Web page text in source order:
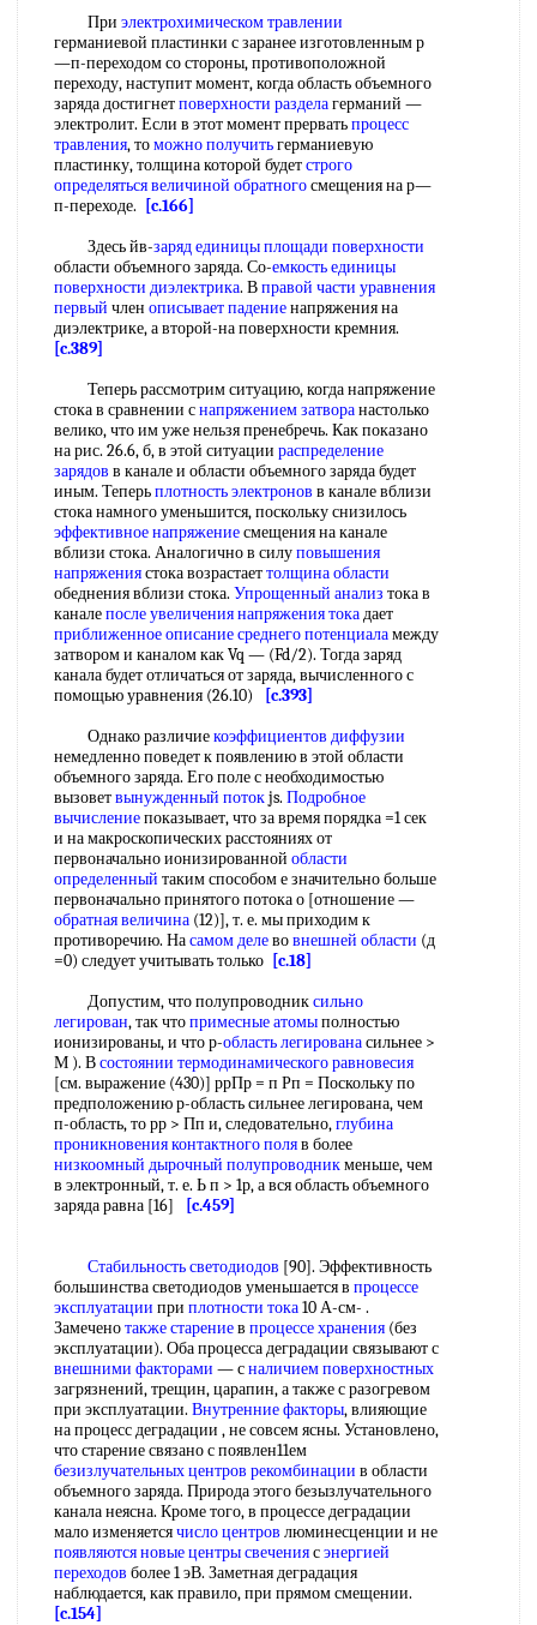
При электрохимическом травлении
германиевой пластинки с заранее изготовленным р
—п-переходом со стороны, противоположной
переходу, наступит момент, когда область объемного
заряда достигнетповерхности разделагерманий —
электролит. Если в этот момент прерватьпроцесс
травления, томожно получитьгерманиевую
пластинку, толщина которой будетстрого
определятьсявеличиной обратногосмещения на р—
п-переходе.
[c.166]
Здесь йв-заряд единицыплощади поверхности
области объемного заряда. Со-емкость единицы
поверхности диэлектрика. Вправой части уравнения
первый член описывает падениенапряжения на
диэлектрике, а второй-на поверхности кремния.
[c.389]
Теперь рассмотрим ситуацию, когда напряжение
стока в сравнении снапряжением затворанастолько
велико, что им уже нельзя пренебречь. Как показано
на рис. 26.6, б, в этой ситуации распределение
зарядов в канале и области объемного заряда будет
иным. Теперьплотность электронов в канале вблизи
стока намного уменьшится, поскольку снизилось
эффективное напряжениесмещения на канале
вблизи стока. Аналогично в силуповышения
напряжениястока возрастаеттолщина области
обеднения вблизи стока. Упрощенный анализ тока в
каналепосле увеличениянапряжения токадает
приближенное описаниесреднего потенциаламежду
затвором и каналом как Vq — (Fd/2). Тогда заряд
канала будет отличаться от заряда, вычисленного с
помощью уравнения (26.10)
[c.393]
Однако различиекоэффициентов диффузии
немедленно поведет к появлению в этой области
объемного заряда. Его поле с необходимостью
вызоветвынужденный потокjs. Подробное
вычислениепоказывает, что за время порядка =1 сек
и на макроскопических расстояниях от
первоначально ионизированной области
определенный таким способом е значительно больше
первоначально принятого потока о [отношение —
обратная величина (12)], т. е. мы приходим к
противоречию. Насамом делевовнешней области (д
=0) следует учитывать только [c.18]
Допустим, что полупроводниксильно
легирован, так чтопримесные атомыполностью
ионизированы, и что р-область легированасильнее >
М ). Всостоянии термодинамического равновесия
[см. выражение (430)] ррПр = п Рп = Поскольку по
предположению р-область сильнее легирована, чем
п-область, то рр > Пп и, следовательно,глубина
проникновенияконтактного поляв более
низкоомный дырочный полупроводникменьше, чем
в электронный, т. е. Ь п > 1р, а вся область объемного
заряда равна [16]
[c.459]
Стабильность светодиодов [90]. Эффективность
большинства светодиодов уменьшается в процессе
эксплуатации при плотности тока10 А-см- .
Замеченотакже старениев процессе хранения (без
эксплуатации). Оба процесса деградации связывают с
внешними факторами — сналичием поверхностных
загрязнений, трещин, царапин, а также с разогревом
при эксплуатации. Внутренние факторы, влияющие
на процесс деградации , не совсем ясны. Установлено,
что старение связано с появлен11ем
безизлучательныхцентров рекомбинации в области
объемного заряда. Природа этого безызлучательного
канала неясна. Кроме того, в процессе деградации
мало изменяетсячисло центров люминесценции и не
появляются новыецентры свечениясэнергией
переходов более 1 эВ. Заметная деградация
наблюдается, как правило, при прямом смещении.
[c.154]